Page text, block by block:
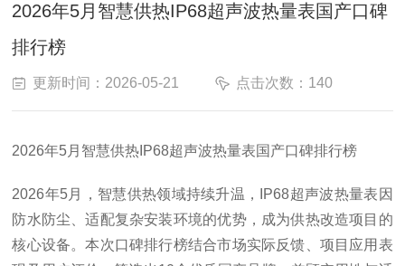
2026年5月智慧供热IP68超声波热量表国产口碑
排行榜​
更新时间：2026-05-21 点击次数：140
2026年5月智慧供热IP68超声波热量表国产口碑排行榜
2026年5月，智慧供热领域持续升温，IP68超声波热量表因
防水防尘、适配复杂安装环境的优势，成为供热改造项目的
核心设备。本次口碑排行榜结合市场实际反馈、项目应用表